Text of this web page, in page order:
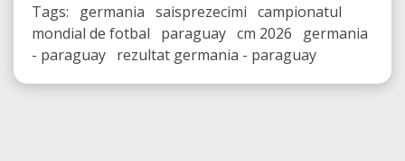
Tags: germania saisprezecimi campionatul
mondial de fotbal paraguay cm 2026 germania
- paraguay rezultat germania - paraguay